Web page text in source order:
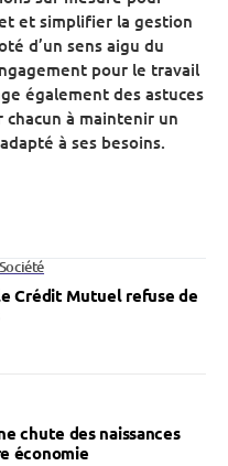
et simplifier la gestion
d’un sens aigu du
pour le travail
également des astuces
à maintenir un
à ses besoins.
Crédit Mutuel refuse de
chute des naissances
économie